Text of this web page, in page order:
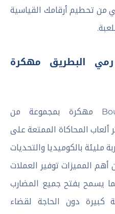
من تحطيم أرقامك القياسية
البطريق مهكرة
تتميز لعبة Bouncemasters مهكرة بمجموعة من
المحاكاة الممتعة على
مليئة بالكوميديا والتحديات
المميزات توفير العملات
يسمح بفتح جميع المضارب
كبيرة دون الحاجة لقضاء